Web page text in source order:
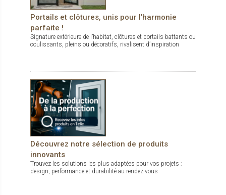
Portails et clôtures, unis pour l’harmonie
parfaite !
Signature extérieure de l’habitat, clôtures et portails battants ou
coulissants, pleins ou décoratifs, rivalisent d’inspiration
Découvrez notre sélection de produits
innovants
Trouvez les solutions les plus adaptées pour vos projets :
design, performance et durabilité au rendez-vous